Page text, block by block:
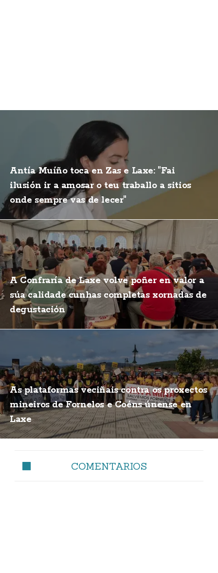
Antía Muíño toca en Zas e Laxe: "Fai
ilusión ir a amosar o teu traballo a sitios
onde sempre vas de lecer"
A Confraría de Laxe volve poñer en valor a
súa calidade cunhas completas xornadas de
degustación
As plataformas veciñais contra os proxectos
mineiros de Fornelos e Coéns únense en
Laxe
COMENTARIOS